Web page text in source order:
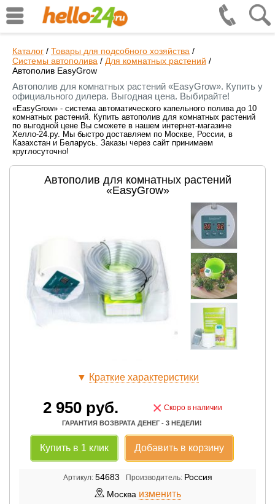
Каталог / Товары для подсобного хозяйства /
Системы автополива / Для комнатных растений /
Автополив EasyGrow
Автополив для комнатных растений «EasyGrow». Купить у
официального дилера. Выгодная цена. Выбирайте!
«EasyGrow» - система автоматического капельного полива до 10
комнатных растений. Купить автополив для комнатных растений
по выгодной цене Вы сможете в нашем интернет-магазине
Хелло-24.ру. Мы быстро доставляем по Москве, России, в
Казахстан и Беларусь. Заказы через сайт принимаем
круглосуточно!
Автополив для комнатных растений
«EasyGrow»
▼ Краткие характеристики
2 950руб. × Скоро в наличии
ГАРАНТИЯ ВОЗВРАТА ДЕНЕГ - 3 НЕДЕЛИ!
Купить в 1 клик Добавить в корзину
Артикул: 54683 Производитель: Россия
Москва изменить